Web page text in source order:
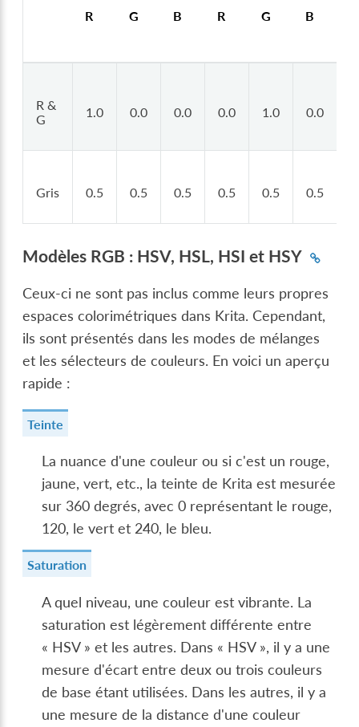
R G B R G B
R &
G
1.0 0.0 0.0 0.0 1.0 0.0
Gris 0.5 0.5 0.5 0.5 0.5 0.5
Modèles RGB : HSV, HSL, HSI et HSY
Ceux-ci ne sont pas inclus comme leurs propres
espaces colorimétriques dans Krita. Cependant,
ils sont présentés dans les modes de mélanges
et les sélecteurs de couleurs. En voici un aperçu
rapide :
Teinte
La nuance d'une couleur ou si c'est un rouge,
jaune, vert, etc., la teinte de Krita est mesurée
sur 360 degrés, avec 0 représentant le rouge,
120, le vert et 240, le bleu.
Saturation
A quel niveau, une couleur est vibrante. La
saturation est légèrement différente entre
« HSV » et les autres. Dans « HSV », il y a une
mesure d'écart entre deux ou trois couleurs
de base étant utilisées. Dans les autres, il y a
une mesure de la distance d'une couleur